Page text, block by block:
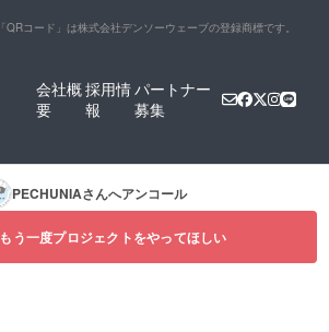
「QRコード」は株式会社デンソーウェーブの登録商標です。
会社概
要
採用情
報
パートナー
募集
PECHUNIAさんへアンコール
もう一度プロジェクトをやってほしい